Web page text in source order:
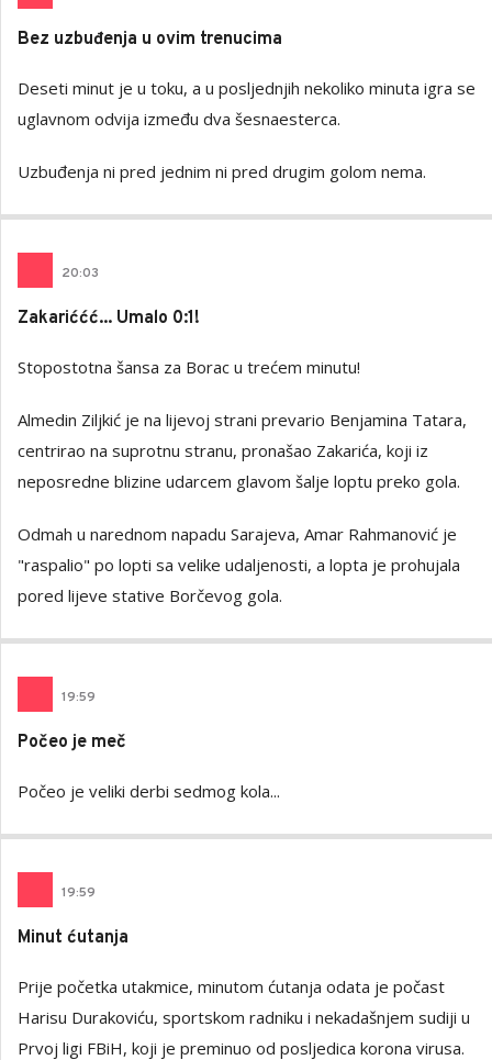
Bez uzbuđenja u ovim trenucima
Deseti minut je u toku, a u posljednjih nekoliko minuta igra se
uglavnom odvija između dva šesnaesterca.
Uzbuđenja ni pred jednim ni pred drugim golom nema.
20:03
Zakariććć... Umalo 0:1!
Stopostotna šansa za Borac u trećem minutu!
Almedin Ziljkić je na lijevoj strani prevario Benjamina Tatara,
centrirao na suprotnu stranu, pronašao Zakarića, koji iz
neposredne blizine udarcem glavom šalje loptu preko gola.
Odmah u narednom napadu Sarajeva, Amar Rahmanović je
"raspalio" po lopti sa velike udaljenosti, a lopta je prohujala
pored lijeve stative Borčevog gola.
19:59
Počeo je meč
Počeo je veliki derbi sedmog kola...
19:59
Minut ćutanja
Prije početka utakmice, minutom ćutanja odata je počast
Harisu Durakoviću, sportskom radniku i nekadašnjem sudiji u
Prvoj ligi FBiH, koji je preminuo od posljedica korona virusa.